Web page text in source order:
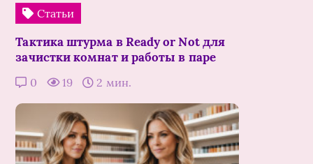
Статьи
Тактика штурма в Ready or Not для
зачистки комнат и работы в паре
0 19 2 мин.